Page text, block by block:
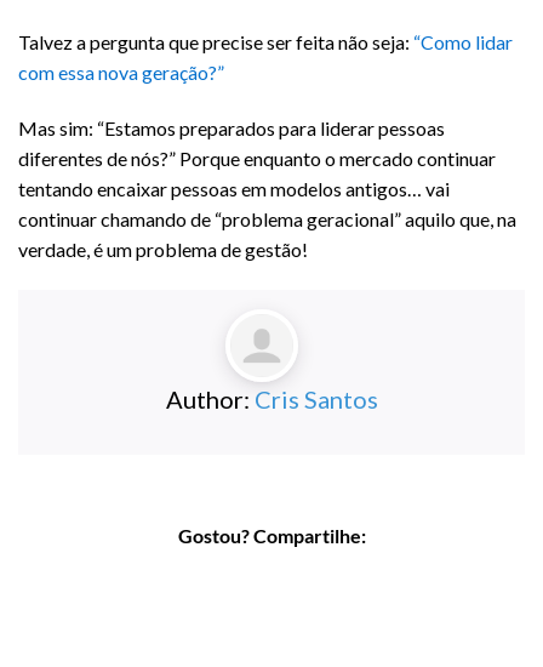
Talvez a pergunta que precise ser feita não seja: “Como lidar
com essa nova geração?”
Mas sim: “Estamos preparados para liderar pessoas
diferentes de nós?” Porque enquanto o mercado continuar
tentando encaixar pessoas em modelos antigos… vai
continuar chamando de “problema geracional” aquilo que, na
verdade, é um problema de gestão!
Author: Cris Santos
Gostou? Compartilhe: